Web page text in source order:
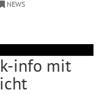
NEWS
info mit